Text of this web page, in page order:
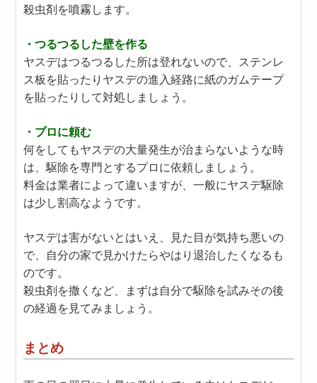
殺虫剤を噴霧します。
・つるつるした壁を作る
ヤスデはつるつるした所は登れないので、ステンレ
ス板を貼ったりヤスデの進入経路に紙のガムテープ
を貼ったりして対処しましょう。
・プロに頼む
何をしてもヤスデの大量発生が治まらないような時
は、駆除を専門とするプロに依頼しましょう。
料金は業者によって違いますが、一般にヤスデ駆除
は少し割高なようです。
ヤスデは害がないとはいえ、見た目が気持ち悪いの
で、自分の家で見かけたらやはり退治したくなるも
のです。
殺虫剤を撒くなど、まずは自分で駆除を試みその後
の経過を見てみましょう。
まとめ